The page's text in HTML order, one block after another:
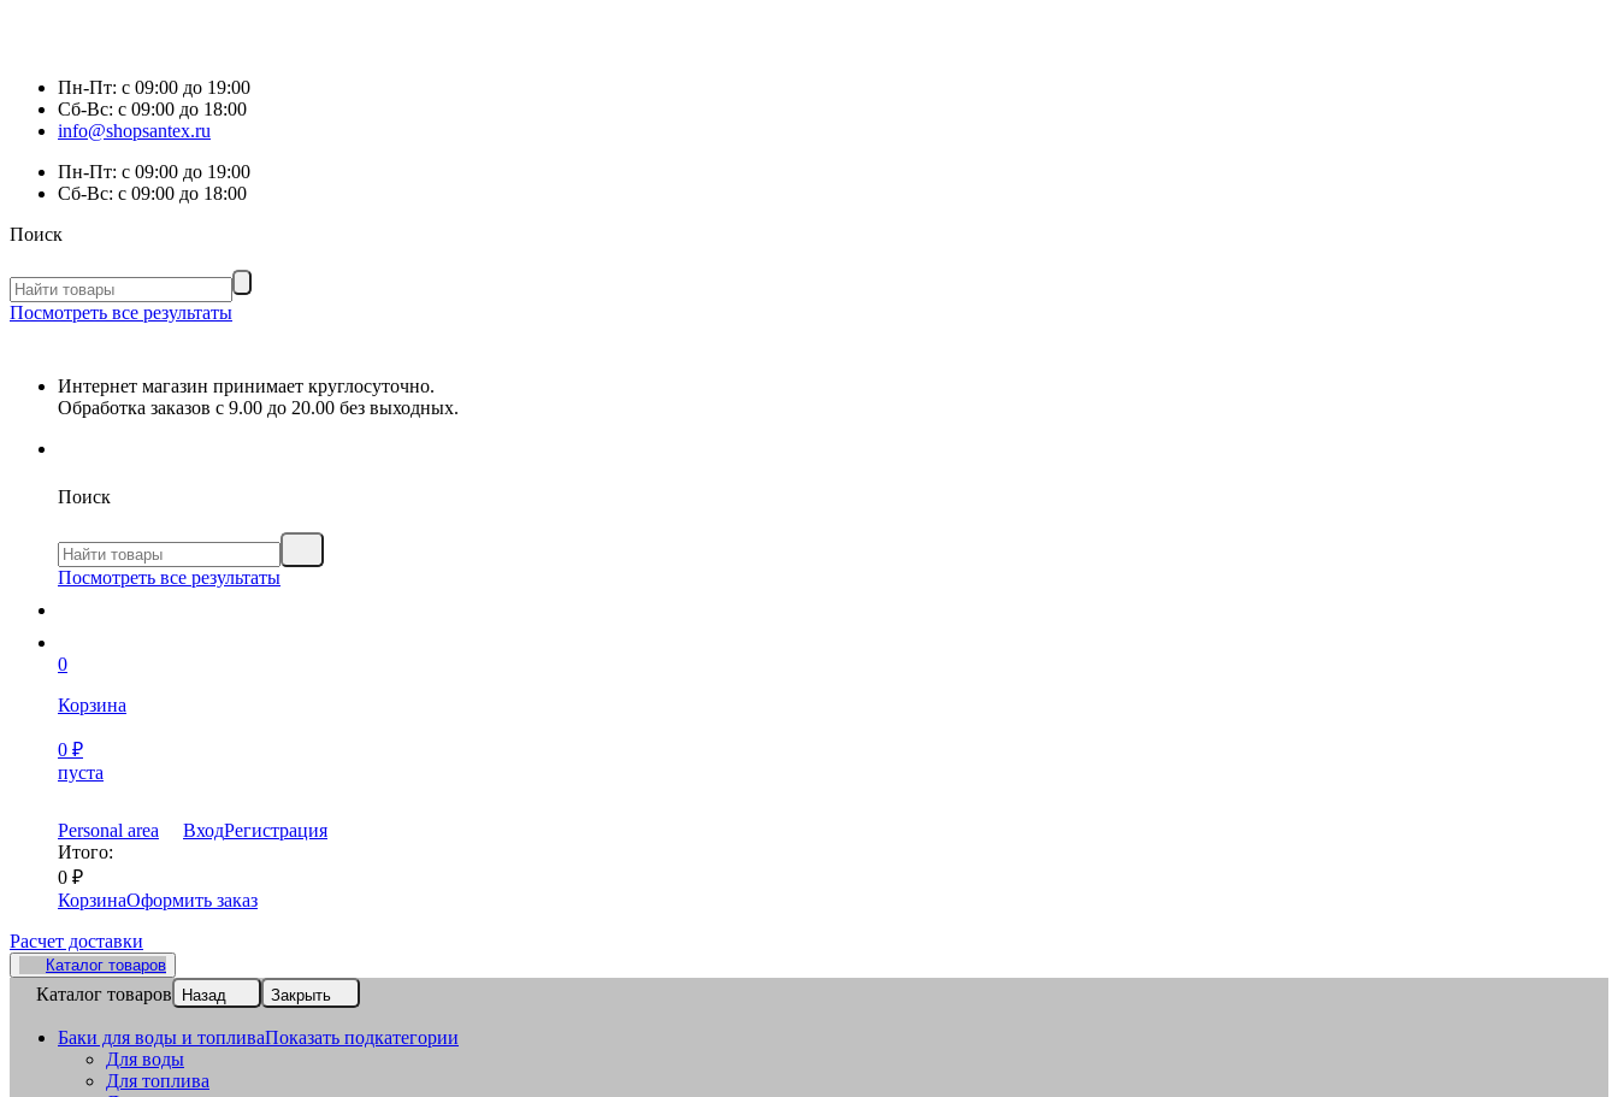
Пн-Пт: с 09:00 до 19:00
Сб-Вс: с 09:00 до 18:00
info@shopsantex.ru
Пн-Пт: с 09:00 до 19:00
Сб-Вс: с 09:00 до 18:00
Поиск
Посмотреть все результаты
Интернет магазин принимает круглосуточно.
Обработка заказов с 9.00 до 20.00 без выходных.
Поиск
Посмотреть все результаты
0
Корзина
0 ₽
пуста
Personal area ВходРегистрация
Итого:
0 ₽
КорзинаОформить заказ
Расчет доставки
Каталог товаров
Каталог товаров Назад Закрыть
Баки для воды и топливаПоказать подкатегории
Для воды
Для топлива